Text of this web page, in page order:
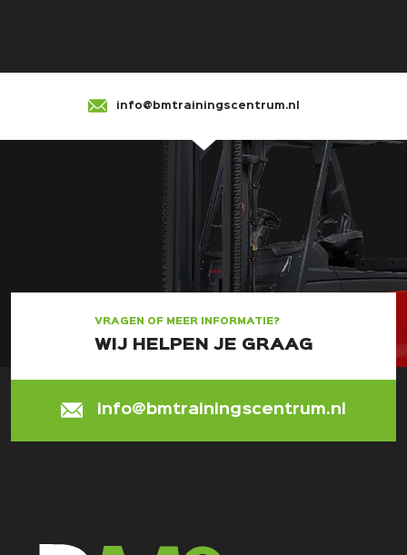
info@bmtrainingscentrum.nl
VRAGEN OF MEER INFORMATIE?
WIJ HELPEN JE GRAAG
info@bmtrainingscentrum.nl